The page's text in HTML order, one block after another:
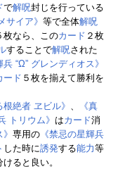
で解呪封じを行っている
サイア》 等で全体解呪
枚なら、このカード ２枚
することで解呪された
兵 “Ω” グレンディオス》
ード ５枚を揃えて勝利を
根絶者 ヱビル》 、
《真
トリウム》 はカード消
専用の 《禁忌の星輝兵
した時に誘発する能力等
ると良い。